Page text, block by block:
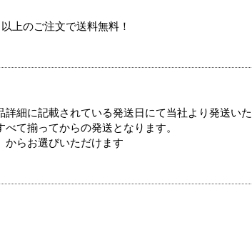
上のご注文で送料無料！
細に記載されている発送日にて当社より発送いた
て揃ってからの発送となります。
らお選びいただけます